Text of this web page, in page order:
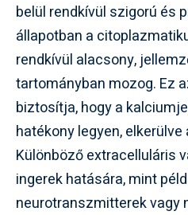
belül rendkívül szigorú és
állapotban a
rendkívül alacsony,
tartományban mozog. Ez
biztosítja, hogy a
hatékony legyen,
Különböző extracelluláris
ingerek hatására, mint
neurotranszmitterek vagy